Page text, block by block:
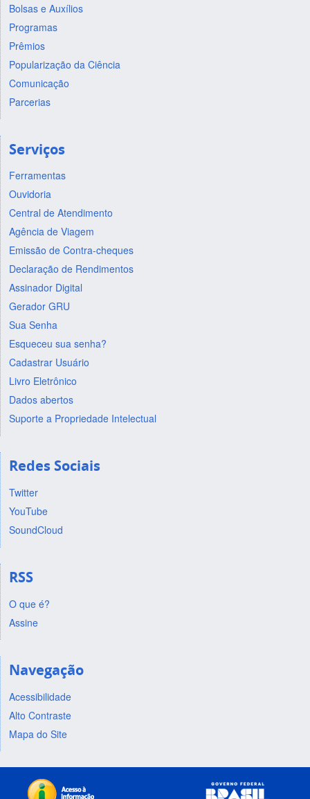
Bolsas e Auxílios
Programas
Prêmios
Popularização da Ciência
Comunicação
Parcerias
Serviços
Ferramentas
Ouvidoria
Central de Atendimento
Agência de Viagem
Emissão de Contra-cheques
Declaração de Rendimentos
Assinador Digital
Gerador GRU
Sua Senha
Esqueceu sua senha?
Cadastrar Usuário
Livro Eletrônico
Dados abertos
Suporte a Propriedade Intelectual
Redes Sociais
Twitter
YouTube
SoundCloud
RSS
O que é?
Assine
Navegação
Acessibilidade
Alto Contraste
Mapa do Site